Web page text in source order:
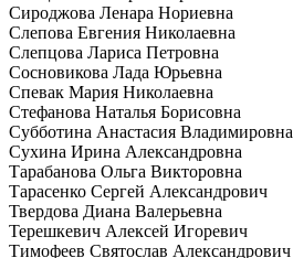
Сироджова Ленара Нориевна
Слепова Евгения Николаевна
Слепцова Лариса Петровна
Сосновикова Лада Юрьевна
Спевак Мария Николаевна
Стефанова Наталья Борисовна
Субботина Анастасия Владимировна
Сухина Ирина Александровна
Тарабанова Ольга Викторовна
Тарасенко Сергей Александрович
Твердова Диана Валерьевна
Терешкевич Алексей Игоревич
Тимофеев Святослав Александрович